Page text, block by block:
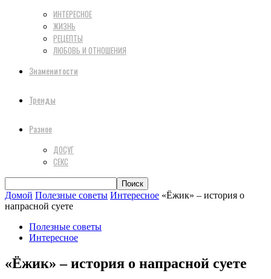
ИНТЕРЕСНОЕ
ЖИЗНЬ
РЕЦЕПТЫ
ЛЮБОВЬ И ОТНОШЕНИЯ
Знаменитости
Тренды
Разное
ДОСУГ
СЕКС
Домой Полезные советы Интересное «Ёжик» – история о
напрасной суете
Полезные советы
Интересное
«Ёжик» – история о напрасной суете